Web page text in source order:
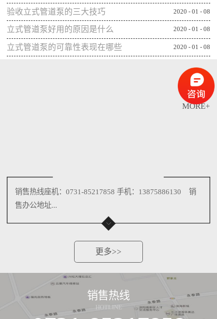
MORE+
竟设备类的产品选择专业机构可相应获得
更全面的售后服务，并能及时为出现问题
的管...
验收立式管道泵的三大技巧 2020 - 01 - 08
立式管道泵好用的原因是什么 2020 - 01 - 08
立式管道泵的可靠性表现在哪些
2020 - 01 - 08
销售热线座机：0731-85217858 手机：13875886130 销
售办公地址...
更多>>
销售热线
HOTLINE